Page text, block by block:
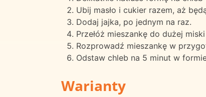
Ubij masło i cukier razem, aż
Dodaj jajka, po jednym na raz.
Przełóż mieszankę do dużej
Rozprowadź mieszankę w
Odstaw chleb na 5 minut w
Warianty